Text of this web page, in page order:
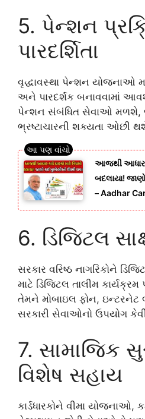
5. પેન્શન
પારદર્શિતા
વૃદ્ધાવસ્થા પેન્શન યોજનાઓ
અને પારદર્શક બનાવવામાં
પેન્શન સંબંધિત સેવાઓ મળશે,
ભ્રષ્ટાચારની શક્યતા ઓછી
આજથી આધાર
બદલાયા!
– Aadhar
6. ડિજિટલ
સરકાર વરિષ્ઠ નાગરિકોને
માટે ડિજિટલ તાલીમ
તેમને મોબાઇલ ફોન,
સરકારી સેવાઓનો ઉપયોગ
7. સામાજિક
વિશેષ સહાય
કાર્ડધારકોને વીમા યોજનાઓ,